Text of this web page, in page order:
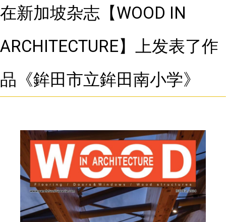
在新加坡杂志【WOOD IN
ARCHITECTURE】上发表了作
品《鉾田市立鉾田南小学》